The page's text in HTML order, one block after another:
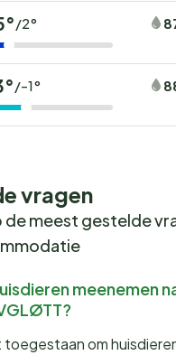
/2°
/-1°
vragen
meest gestelde
meenemen
toegestaan om